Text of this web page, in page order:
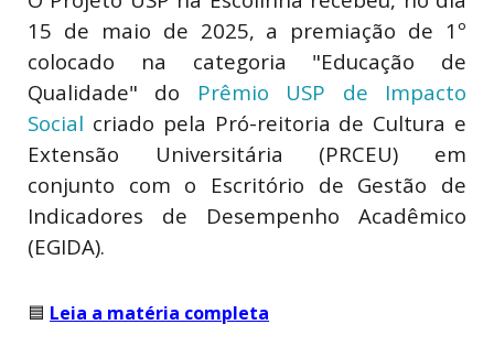
15 de maio de 2025, a premiação de 1º
colocado na categoria "Educação de
Qualidade" do Prêmio USP de Impacto
Social criado pela Pró-reitoria de Cultura e
Extensão Universitária (PRCEU) em
conjunto com o Escritório de Gestão de
Indicadores de Desempenho Acadêmico
(EGIDA).
🟦 Leia a matéria completa